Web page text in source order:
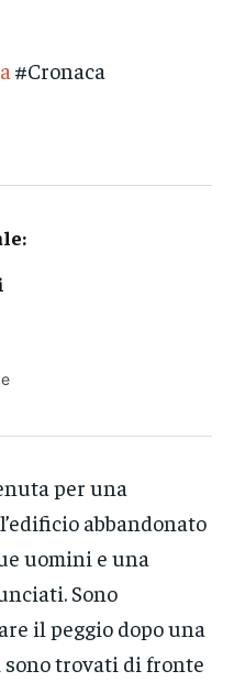
#Cronaca
per una
abbandonato
uomini e una
Sono
il peggio dopo una
sono trovati di fronte